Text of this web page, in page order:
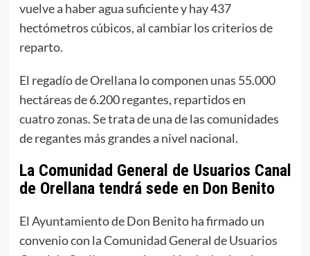
vuelve a haber agua suficiente y hay 437
hectómetros cúbicos, al cambiar los criterios de
reparto.
El regadío de Orellana lo componen unas 55.000
hectáreas de 6.200 regantes, repartidos en
cuatro zonas. Se trata de una de las comunidades
de regantes más grandes a nivel nacional.
La Comunidad General de Usuarios Canal
de Orellana tendrá sede en Don Benito
El Ayuntamiento de Don Benito ha firmado un
convenio con la Comunidad General de Usuarios